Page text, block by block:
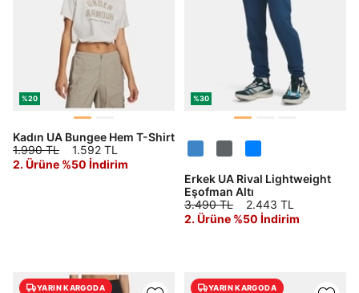
%20
Kadın UA Bungee Hem T-Shirt
1.990 TL
1.592 TL
2. Ürüne %50 İndirim
%30
Erkek UA Rival Lightweight
Eşofman Altı
3.490 TL
2.443 TL
2. Ürüne %50 İndirim
YARIN KARGODA YARIN KARGODA